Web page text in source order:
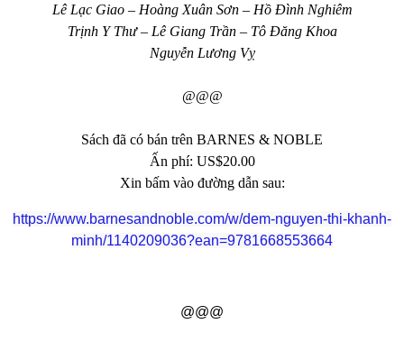
Lê Lạc Giao – Hoàng Xuân Sơn – Hồ Đình Nghiêm
Trịnh Y Thư – Lê Giang Trần – Tô Đăng Khoa
Nguyễn Lương Vỵ
@@@
Sách đã có bán trên BARNES & NOBLE
Ấn phí: US$20.00
Xin bấm vào đường dẫn sau:
https://www.barnesandnoble.com/w/dem-nguyen-thi-khanh-
minh/1140209036?ean=9781668553664
@@@